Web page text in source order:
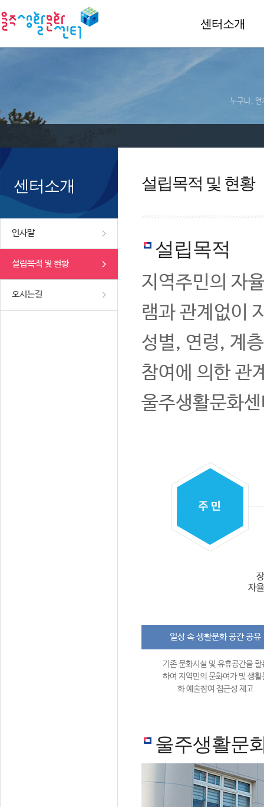
센터소개
누구나, 언
센터소개
인사말
설립목적 및 현황
오시는길
설립목적 및 현황
설립목적
지역주민의 자
램과 관계없이
성별, 연령, 계
참여에 의한 관
울주생활문화
일상 속 생활문화 공간 공유
기존 문화시설 및 유휴공간을 활
하여 지역민의 문화여가 및 생활
화 예술참여 접근성 제고
울주생활문